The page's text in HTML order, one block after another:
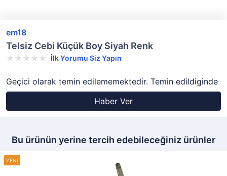
em18
Telsiz Cebi Küçük Boy Siyah Renk
İlk Yorumu Siz Yapın
Geçici olarak temin edilememektedir. Temin edildiginde
Haber Ver
Bu ürünün yerine tercih edebileceğiniz ürünler